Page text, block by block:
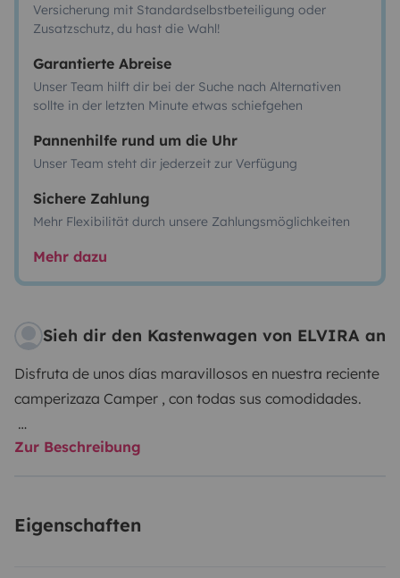
Versicherung mit Standardselbstbeteiligung oder
Zusatzschutz, du hast die Wahl!
Garantierte Abreise
Unser Team hilft dir bei der Suche nach Alternativen
sollte in der letzten Minute etwas schiefgehen
Pannenhilfe rund um die Uhr
Unser Team steht dir jederzeit zur Verfügung
Sichere Zahlung
Mehr Flexibilität durch unsere Zahlungsmöglichkeiten
Mehr dazu
Sieh dir den Kastenwagen von ELVIRA an
Disfruta de unos días maravillosos en nuestra reciente
camperizaza Camper , con todas sus comodidades.
Cama de 1'35 ,extensible a 1'80 por si sois dos o tres.
WC
Zur Beschreibung
Eigenschaften